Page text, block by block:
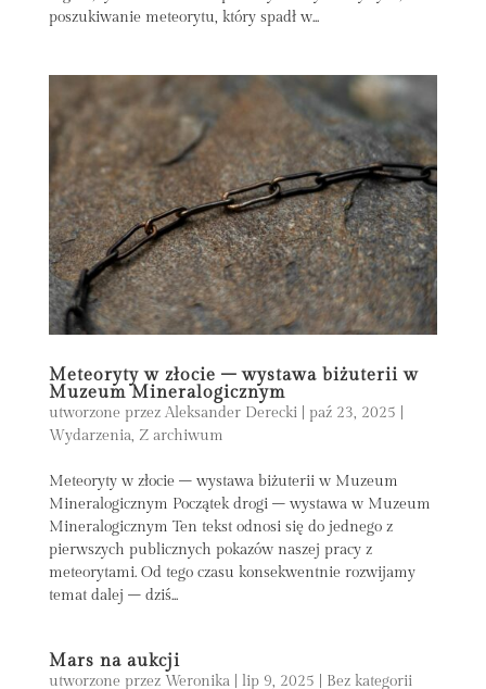
poszukiwanie meteorytu, który spadł w...
Meteoryty w złocie – wystawa biżuterii w
Muzeum Mineralogicznym
utworzone przez Aleksander Derecki| paź 23, 2025
Wydarzenia, Z archiwum
Meteoryty w złocie – wystawa biżuterii w Muzeum
Mineralogicznym Początek drogi – wystawa w Muzeum
Mineralogicznym Ten tekst odnosi się do jednego z
pierwszych publicznych pokazów naszej pracy z
meteorytami. Od tego czasu konsekwentnie rozwijamy
temat dalej – dziś...
Mars na aukcji
utworzone przez Weronika| lip 9, 2025 Bez kategorii